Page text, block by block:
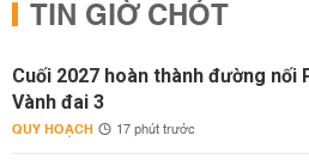
TIN GIỜ CHÓT
Cuối 2027 hoàn thành đường nối
Vành đai 3
QUY HOẠCH 17 phút trước